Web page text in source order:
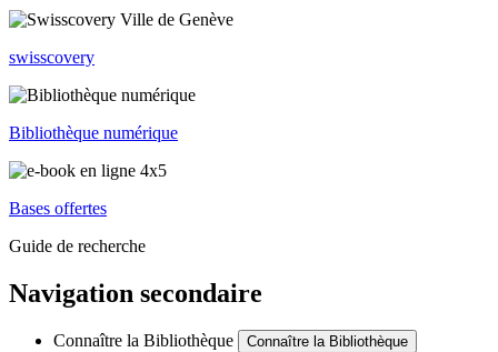
swisscovery
Bibliothèque numérique
Bases offertes
Guide de recherche
Navigation secondaire
Connaître la Bibliothèque Connaître la Bibliothèque